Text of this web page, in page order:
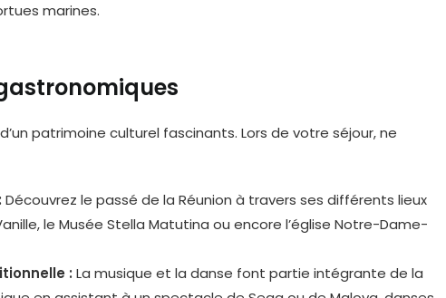
marines.
patrimoine culturel fascinants. Lors de votre séjour, ne
Découvrez le passé de la Réunion à travers ses différents lieux
le Musée Stella Matutina ou encore l’église Notre-Dame-
: La musique et la danse font partie intégrante de la